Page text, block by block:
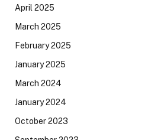
April 2025
March 2025
February 2025
January 2025
March 2024
January 2024
October 2023